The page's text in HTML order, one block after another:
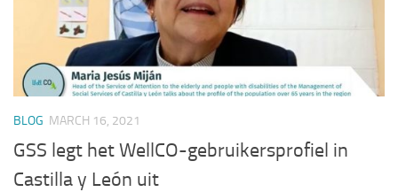
BLOG MARCH 16, 2021
GSS legt het WellCO-gebruikersprofiel in
Castilla y León uit